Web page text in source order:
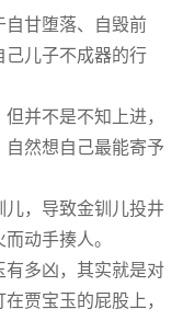
自甘堕落、自毁前
己儿子不成器的行
并不是不知上进，
然想自己最能寄予
，导致金钏儿投井
动手揍人。
有多凶，其实就是对
贾宝玉的屁股上，